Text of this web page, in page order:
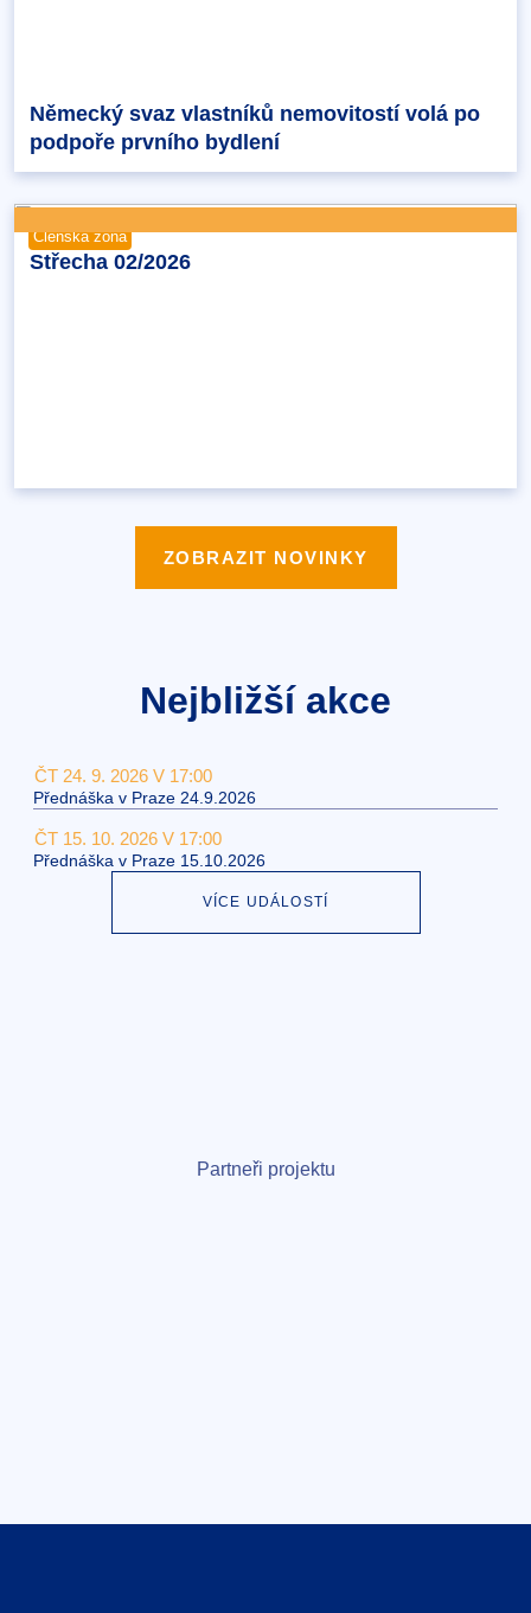
Německý svaz vlastníků nemovitostí volá po
podpoře prvního bydlení
Členská zóna
Střecha 02/2026
ZOBRAZIT NOVINKY
Nejbližší akce
ČT 24. 9. 2026 V 17:00
Přednáška v Praze 24.9.2026
ČT 15. 10. 2026 V 17:00
Přednáška v Praze 15.10.2026
VÍCE UDÁLOSTÍ
Partneři projektu